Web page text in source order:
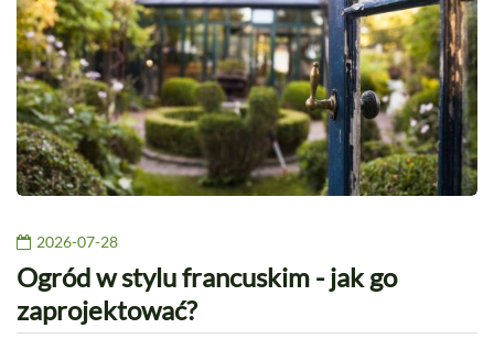
2026-07-28
Ogród w stylu francuskim - jak go
zaprojektować?